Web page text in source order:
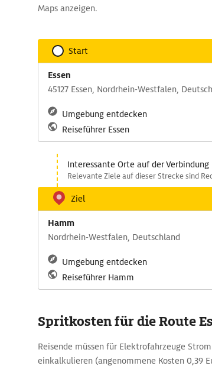
Maps anzeigen.
Start
Essen
45127 Essen, Nordrhein-Westfalen,
Umgebung entdecken
Reiseführer Essen
Interessante Orte auf der Verbindung
Relevante Ziele auf dieser Strecke sind
Ziel
Hamm
Nordrhein-Westfalen, Deutschland
Umgebung entdecken
Reiseführer Hamm
Spritkosten für die Route
Reisende müssen für Elektrofahrzeuge
einkalkulieren (angenommene Kosten 0,39